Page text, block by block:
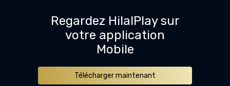
Regardez HilalPlay sur
votre application
Mobile
Télécharger maintenant